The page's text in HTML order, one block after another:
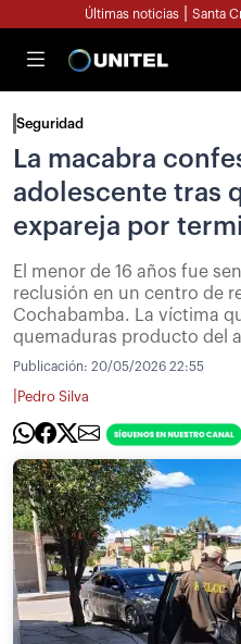
Últimas noticias Santa
Seguridad
La macabra
adolescente tras
expareja por
El menor de 16 años fue
reclusión en un centro de
Cochabamba. La víctima
quemaduras producto del
Publicación: 20/05/2026 22:55
Pedro Silva